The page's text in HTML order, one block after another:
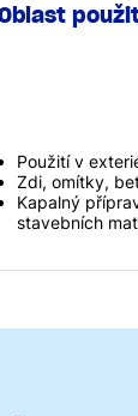
Použití v
Zdi, omítky,
Kapalný
stavebních